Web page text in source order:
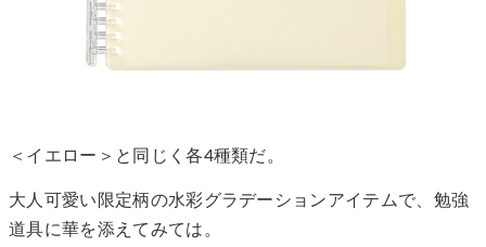
＜イエロー＞と同じく各4種類だ。
大人可愛い限定柄の水彩グラデーションアイテムで、勉強
道具に華を添えてみては。